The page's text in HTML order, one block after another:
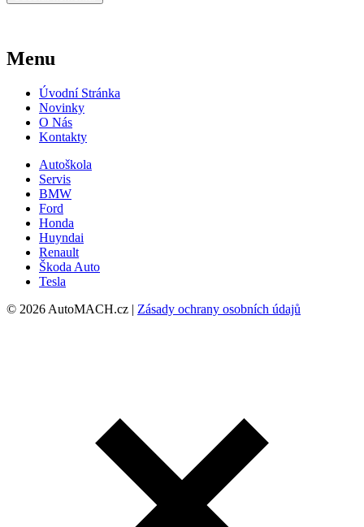
Menu
Úvodní Stránka
Novinky
O Nás
Kontakty
Autoškola
Servis
BMW
Ford
Honda
Huyndai
Renault
Škoda Auto
Tesla
© 2026 AutoMACH.cz | Zásady ochrany osobních údajů